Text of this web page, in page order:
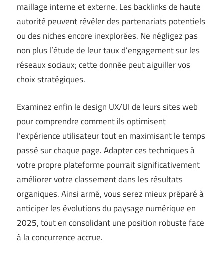
maillage interne et externe. Les backlinks de haute
autorité peuvent révéler des partenariats potentiels
ou des niches encore inexplorées. Ne négligez pas
non plus l’étude de leur taux d’engagement sur les
réseaux sociaux; cette donnée peut aiguiller vos
choix stratégiques.
Examinez enfin le design UX/UI de leurs sites web
pour comprendre comment ils optimisent
l’expérience utilisateur tout en maximisant le temps
passé sur chaque page. Adapter ces techniques à
votre propre plateforme pourrait significativement
améliorer votre classement dans les résultats
organiques. Ainsi armé, vous serez mieux préparé à
anticiper les évolutions du paysage numérique en
2025, tout en consolidant une position robuste face
à la concurrence accrue.